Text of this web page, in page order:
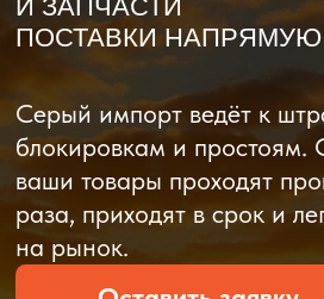
Рассчитать стоимость
Рассчитать стоимость
Серый импорт ведёт к штрафам,
блокировкам и простоям. C PRO
ваши товары проходят проверки с
раза, приходят в срок и легально
на рынок.
Оставить заявку